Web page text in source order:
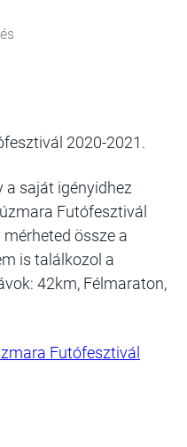
2020-2021.
a saját igényidhez
Futófesztivál
össze a
is találkozol a
42km, Félmaraton,
Futófesztivál